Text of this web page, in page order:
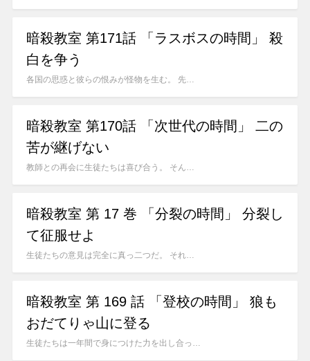
暗殺教室 第171話 「ラスボスの時間」 殺
白を争う
各国の思惑と彼らの恨みが怪物を生む。 先…
暗殺教室 第170話 「次世代の時間」 二の
苦が継げない
教師との再会に生徒たちは喜び合う。 そん…
暗殺教室 第 17 巻 「分裂の時間」 分裂し
て征服せよ
生徒たちの意見は完全に真っ二つだ。 それ…
暗殺教室 第 169 話 「登校の時間」 狼も
おだてりゃ山に登る
生徒たちは一年間で身につけた力を出し合っ…